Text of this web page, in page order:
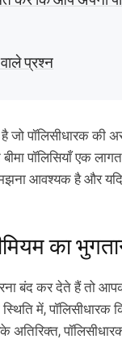
प्रश्न
है जो पॉलिसीधारक की
पॉलिसियाँ एक
आवश्यक है और
का
बंद कर देते हैं तो
में, पॉलिसीधारक